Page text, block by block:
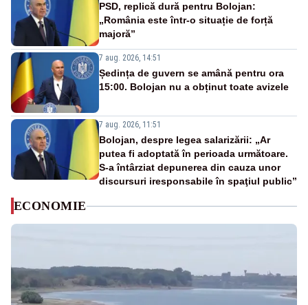
PSD, replică dură pentru Bolojan:
„România este într-o situație de forță
majoră”
7 aug. 2026, 14:51
Ședința de guvern se amână pentru ora
15:00. Bolojan nu a obținut toate avizele
7 aug. 2026, 11:51
Bolojan, despre legea salarizării: „Ar
putea fi adoptată în perioada următoare.
S-a întârziat depunerea din cauza unor
discursuri iresponsabile în spaţiul public”
ECONOMIE